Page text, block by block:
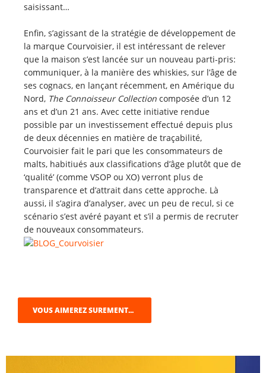
saisissant…
Enfin, s’agissant de la stratégie de développement de
la marque Courvoisier, il est intéressant de relever
que la maison s’est lancée sur un nouveau parti-pris:
communiquer, à la manière des whiskies, sur l’âge de
ses cognacs, en lançant récemment, en Amérique du
Nord, The Connoisseur Collection composée d’un 12
ans et d’un 21 ans. Avec cette initiative rendue
possible par un investissement effectué depuis plus
de deux décennies en matière de traçabilité,
Courvoisier fait le pari que les consommateurs de
malts, habitiués aux classifications d’âge plutôt que de
‘qualité’ (comme VSOP ou XO) verront plus de
transparence et d’attrait dans cette approche. Là
aussi, il s’agira d’analyser, avec un peu de recul, si ce
scénario s’est avéré payant et s’il a permis de recruter
de nouveaux consommateurs.
VOUS AIMEREZ SUREMENT...